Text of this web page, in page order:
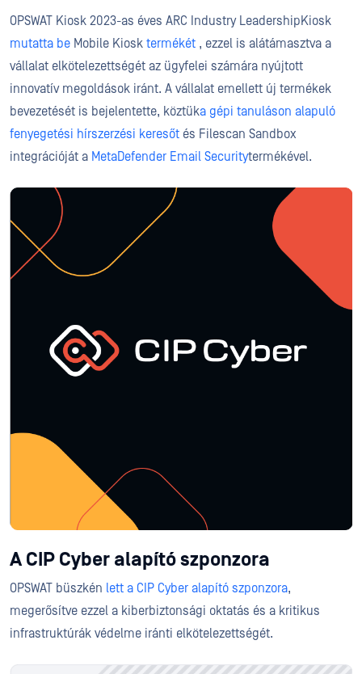
OPSWAT Kiosk 2023-as éves ARC Industry LeadershipKiosk
mutatta be Mobile Kiosk termékét , ezzel is alátámasztva a
vállalat elkötelezettségét az ügyfelei számára nyújtott
innovatív megoldások iránt. A vállalat emellett új termékek
bevezetését is bejelentette, köztüka gépi tanuláson alapuló
fenyegetési hírszerzési keresőt és Filescan Sandbox
integrációját a MetaDefender Email Securitytermékével.
A CIP Cyber alapító szponzora
OPSWAT büszkén lett a CIP Cyber alapító szponzora,
megerősítve ezzel a kiberbiztonsági oktatás és a kritikus
infrastruktúrák védelme iránti elkötelezettségét.